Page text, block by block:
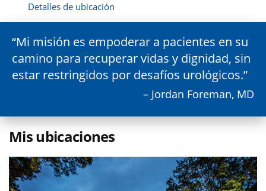
Detalles de ubicación
Mi misión es empoderar a pacientes en su
camino para recuperar vidas y dignidad, sin
estar restringidos por desafíos urológicos.
– Jordan Foreman, MD
Mis ubicaciones